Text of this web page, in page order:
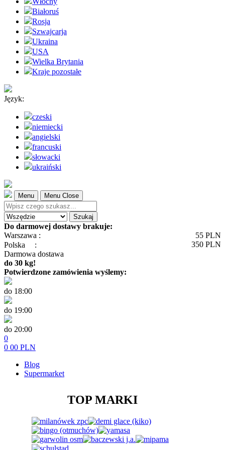
Białoruś
Rosja
Szwajcarja
Ukraina
USA
Wielka Brytania
Kraje pozostałe
Język:
czeski
niemiecki
angielski
francuski
słowacki
ukraiński
Menu Menu Close
Szukaj
Do darmowej dostawy brakuje:
Warszawa :
55 PLN
Polska
: 350 PLN
Darmowa dostawa
do 30 kg!
Potwierdzone zamówienia wyślemy:
do 18:00
do 19:00
do 20:00
0
0 00 PLN
Blog
Supermarket
TOP MARKI